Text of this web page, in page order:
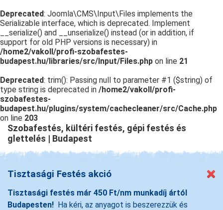
Deprecated: Joomla\CMS\Input\Files implements the
Serializable interface, which is deprecated. Implement
__serialize() and __unserialize() instead (or in addition, if
support for old PHP versions is necessary) in
/home2/vakoll/profi-szobafestes-
budapest.hu/libraries/src/Input/Files.php on line 21
Deprecated: trim(): Passing null to parameter #1 ($string) of
type string is deprecated in /home2/vakoll/profi-
szobafestes-
budapest.hu/plugins/system/cachecleaner/src/Cache.php
on line 203
Szobafestés, kültéri festés, gépi festés és
glettelés | Budapest
Tisztasági Festés akció
Tisztasági festés már 450 Ft/nm munkadíj ártól
Budapesten! Ha kéri, az anyagot is beszerezzük és